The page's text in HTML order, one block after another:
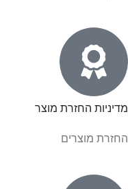
מדיניות החזרת מוצר
החזרת מוצרים